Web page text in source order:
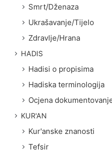
Smrt/Dženaza
Ukrašavanje/Tijelo
Zdravlje/Hrana
HADIS
Hadisi o propisima
Hadiska terminologija
Ocjena
KUR'AN
Kur'anske znanosti
Tefsir